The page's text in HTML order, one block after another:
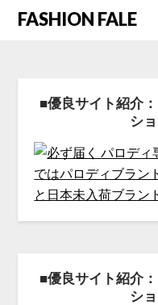
FASHION FALE
■優良サイト紹介
シ
■優良サイト紹介
シ